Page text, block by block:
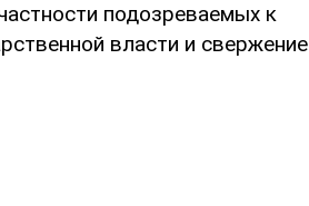
подозреваемых к
власти и свержение